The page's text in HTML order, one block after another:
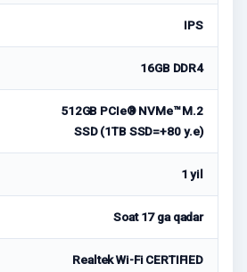
IPS
16GB DDR4
512GB PCIe® NVMe™ M.2
SSD (1TB SSD=+80 у.е)
1 yil
Soat 17 ga qadar
Realtek Wi-Fi CERTIFIED